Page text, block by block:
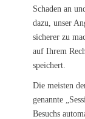
Schaden an
dazu, unser
sicherer zu
auf Ihrem
speichert.
Die meisten
genannte
Besuchs